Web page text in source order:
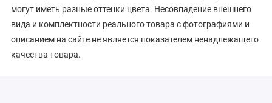
могут иметь разные оттенки цвета. Несовпадение внешнего
вида и комплектности реального товара с фотографиями и
описанием на сайте не является показателем ненадлежащего
качества товара.